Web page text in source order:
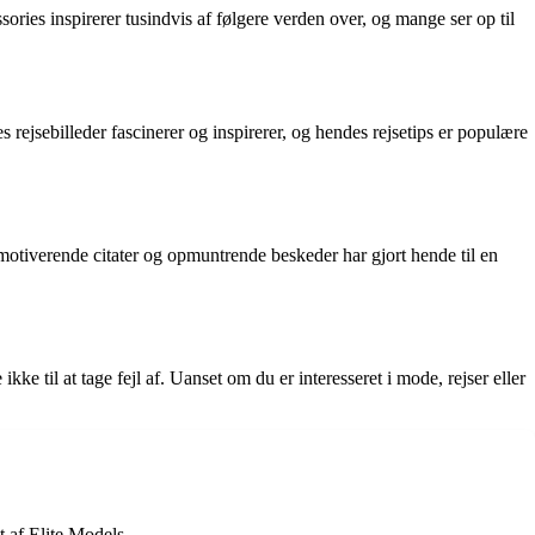
inspirerer tusindvis af følgere verden over, og mange ser op til
fascinerer og inspirerer, og hendes rejsetips er populære
citater og opmuntrende beskeder har gjort hende til en
til at tage fejl af. Uanset om du er interesseret i mode, rejser eller